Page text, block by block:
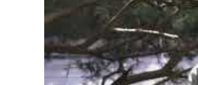
放
视
频